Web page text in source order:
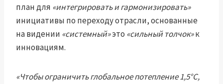
план для «интегрировать и гармонизировать»
инициативы по переходу отрасли, основанные
на видении «системный»это «сильный толчок»к
инновациям.
«Чтобы ограничить глобальное потепление 1,5°C,